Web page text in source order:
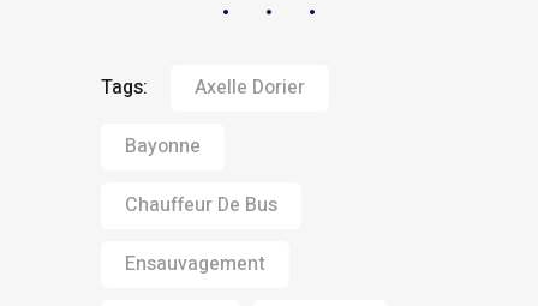
Tags: Axelle Dorier
Bayonne
Chauffeur De Bus
Ensauvagement